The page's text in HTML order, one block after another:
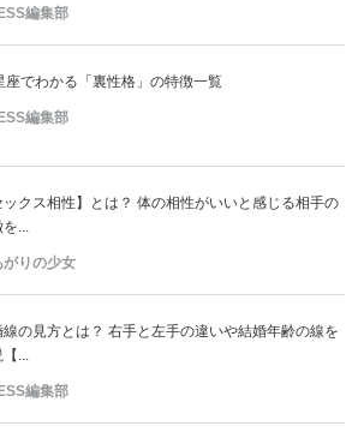
編集部
座でわかる「裏性格」の特徴一覧
編集部
ックス相性】とは？ 体の相性がいいと感じる相手の
を...
がりの少女
線の見方とは？ 右手と左手の違いや結婚年齢の線を
【...
編集部